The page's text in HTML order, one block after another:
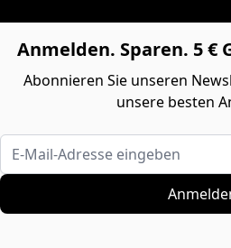
Anmelden. Sparen. 5 €
Abonnieren Sie unseren
unsere besten
E-Mail-Adresse eingeben